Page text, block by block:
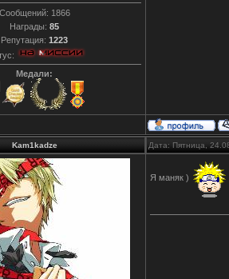
Сообщений: 1866
Награды: 85
Репутация: 1223
Медали:
Kam1kadze Дата: Пятница,
Я маняк )